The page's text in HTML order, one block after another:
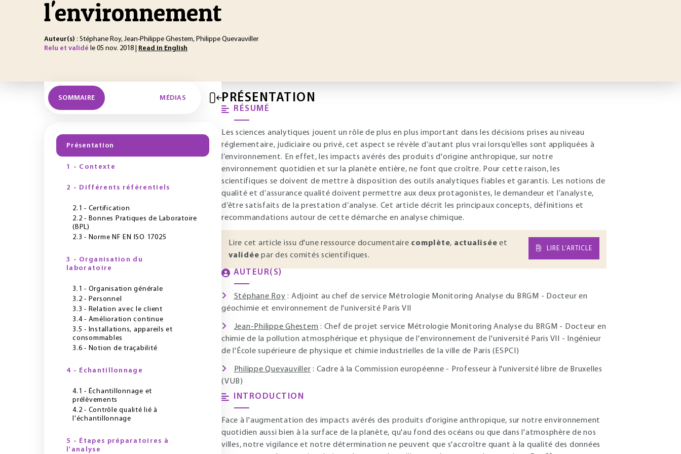
l'environnement
Auteur(s) : Stéphane Roy, Jean-Philippe Ghestem, Philippe Quevauviller
Relu et validé le 05 nov. 2018 | Read in English
SOMMAIRE MÉDIAS
Présentation
1 - Contexte
2 - Différents référentiels
2.1 - Certification
2.2 - Bonnes Pratiques de Laboratoire
(BPL)
2.3 - Norme NF EN ISO 17025
3 - Organisation du
laboratoire
3.1 - Organisation générale
3.2 - Personnel
3.3 - Relation avec le client
3.4 - Amélioration continue
3.5 - Installations, appareils et
consommables
3.6 - Notion de traçabilité
4 - Échantillonnage
4.1 - Échantillonnage et
prélèvements
4.2 - Contrôle qualité lié à
l'échantillonnage
5 - Étapes préparatoires à
l'analyse
PRÉSENTATION
RÉSUMÉ
Les sciences analytiques jouent un rôle de plus en plus important dans les décisions prises au niveau
réglementaire, judiciaire ou privé, cet aspect se révèle d’autant plus vrai lorsqu’elles sont appliquées à
l’environnement. En effet, les impacts avérés des produits d'origine anthropique, sur notre
environnement quotidien et sur la planète entière, ne font que croître. Pour cette raison, les
scientifiques se doivent de mettre à disposition des outils analytiques fiables et garantis. Les notions de
qualité et d’assurance qualité doivent permettre aux deux protagonistes, le demandeur et l’analyste,
d’être satisfaits de la prestation d’analyse. Cet article décrit les principaux concepts, définitions et
recommandations autour de cette démarche en analyse chimique.
Lire cet article issu d'une ressource documentaire complète, actualisée et
validée par des comités scientifiques.
LIRE L’ARTICLE
AUTEUR(S)
Stéphane Roy : Adjoint au chef de service Métrologie Monitoring Analyse du BRGM - Docteur en
géochimie et environnement de l'université Paris VII
Jean-Philippe Ghestem : Chef de projet service Métrologie Monitoring Analyse du BRGM - Docteur en
chimie de la pollution atmosphérique et physique de l'environnement de l'université Paris VII - Ingénieur
de l'École supérieure de physique et chimie industrielles de la ville de Paris (ESPCI)
Philippe Quevauviller : Cadre à la Commission européenne - Professeur à l'université libre de Bruxelles
(VUB)
INTRODUCTION
Face à l'augmentation des impacts avérés des produits d'origine anthropique, sur notre environnement
quotidien aussi bien à la surface de la planète, qu'au fond des océans ou que dans l'atmosphère de nos
villes, notre vigilance et notre détermination ne peuvent que s'accroître quant à la qualité des données